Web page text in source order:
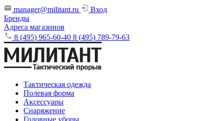
manager@militant.ru
Вход
Бренды
Адреса магазинов
8 (495) 965-60-40 8 (495) 789-79-63
Тактическая одежда
Полевая форма
Аксессуары
Снаряжение
Головные уборы